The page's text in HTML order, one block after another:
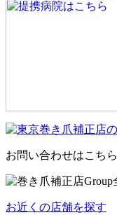
お問い合わせはこちら
お近くの店舗を探す